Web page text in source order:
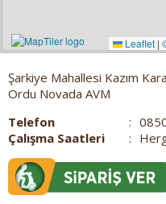
Leaflet |
Şarkiye Mahallesi Kazım
Ordu Novada AVM
Telefon
:
Çalışma Saatleri
: